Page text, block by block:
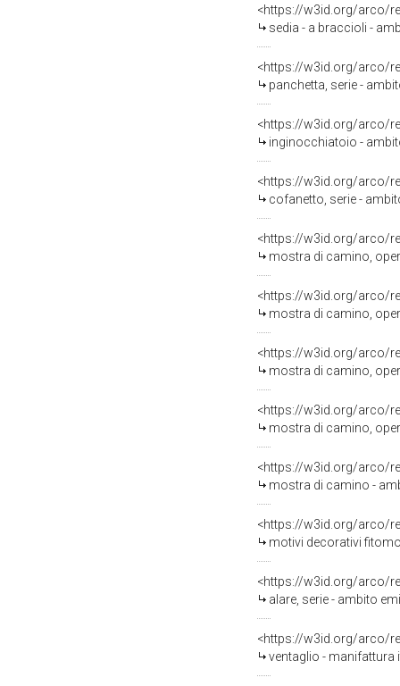
<https://w3id.org/arco/
sedia - a braccioli -
<https://w3id.org/arco/
panchetta, serie -
<https://w3id.org/arco/
inginocchiatoio -
<https://w3id.org/arco/
cofanetto, serie -
<https://w3id.org/arco/
mostra di camino,
<https://w3id.org/arco/
mostra di camino,
<https://w3id.org/arco/
mostra di camino,
<https://w3id.org/arco/
mostra di camino,
<https://w3id.org/arco/
mostra di camino -
<https://w3id.org/arco/
motivi decorativi
<https://w3id.org/arco/
alare, serie - ambito
<https://w3id.org/arco/
ventaglio - manifattura